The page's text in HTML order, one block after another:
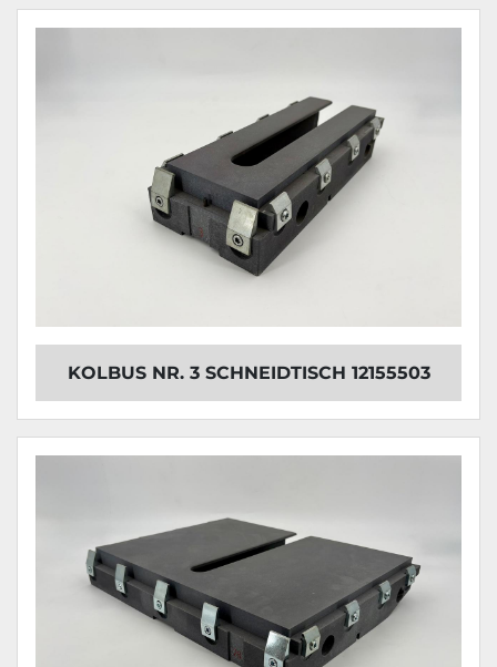
KOLBUS NR. 3 SCHNEIDTISCH 12155503